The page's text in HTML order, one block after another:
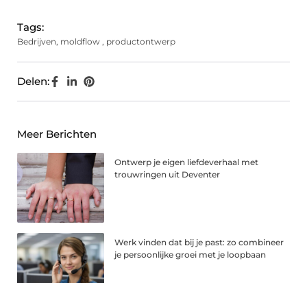
Tags:
Bedrijven, moldflow , productontwerp
Delen:
Meer Berichten
Ontwerp je eigen liefdeverhaal met
trouwringen uit Deventer
Werk vinden dat bij je past: zo combineer
je persoonlijke groei met je loopbaan